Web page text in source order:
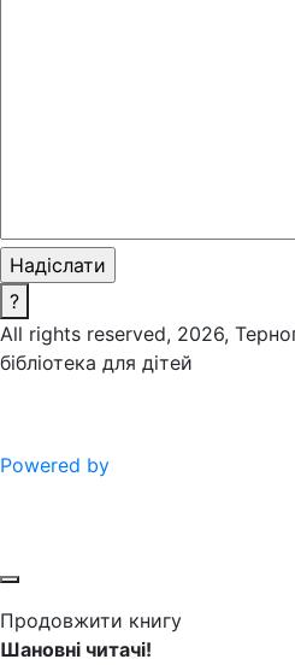
?
All rights reserved, 2026,
бібліотека для дітей
Powered by
Продовжити книгу
Шановні читачі!